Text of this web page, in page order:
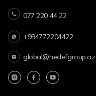
077 220 44 22
+994772204422
global@hedefgroup.az